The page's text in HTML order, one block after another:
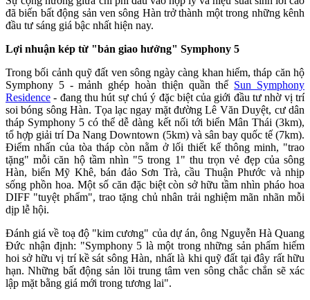
đã biến bất động sản ven sông Hàn trở thành một trong những kênh
đầu tư sáng giá bậc nhất hiện nay.
Lợi nhuận kép từ "bản giao hưởng" Symphony 5
Trong bối cảnh quỹ đất ven sông ngày càng khan hiếm, tháp căn hộ
Symphony 5 - mảnh ghép hoàn thiện quần thể Sun Symphony
Residence - đang thu hút sự chú ý đặc biệt của giới đầu tư nhờ vị trí
soi bóng sông Hàn. Tọa lạc ngay mặt đường Lê Văn Duyệt, cư dân
tháp Symphony 5 có thể dễ dàng kết nối tới biển Mân Thái (3km),
tổ hợp giải trí Da Nang Downtown (5km) và sân bay quốc tế (7km).
Điểm nhấn của tòa tháp còn nằm ở lối thiết kế thông minh, "trao
tặng" mỗi căn hộ tầm nhìn "5 trong 1" thu trọn vẻ đẹp của sông
Hàn, biển Mỹ Khê, bán đảo Sơn Trà, cầu Thuận Phước và nhịp
sống phồn hoa. Một số căn đặc biệt còn sở hữu tầm nhìn pháo hoa
DIFF "tuyệt phẩm", trao tặng chủ nhân trải nghiệm mãn nhãn mỗi
dịp lễ hội.
Đánh giá về toạ độ "kim cương" của dự án, ông Nguyễn Hà Quang
Đức nhận định: "Symphony 5 là một trong những sản phẩm hiếm
hoi sở hữu vị trí kề sát sông Hàn, nhất là khi quỹ đất tại đây rất hữu
hạn. Những bất động sản lõi trung tâm ven sông chắc chắn sẽ xác
lập mặt bằng giá mới trong tương lai".